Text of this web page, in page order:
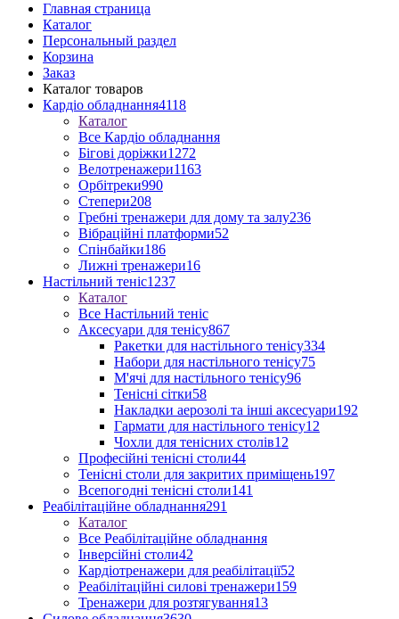
Главная страница
Каталог
Персональный раздел
Корзина
Заказ
Каталог товаров
Кардіо обладнання4118
Каталог
Все Кардіо обладнання
Бігові доріжки1272
Велотренажери1163
Орбітреки990
Степери208
Гребні тренажери для дому та залу236
Вібраційні платформи52
Спінбайки186
Лижні тренажери16
Настільний теніс1237
Каталог
Все Настільний теніс
Аксесуари для тенісу867
Ракетки для настільного тенісу334
Набори для настільного тенісу75
М'ячі для настільного тенісу96
Тенісні сітки58
Накладки аерозолі та інші аксесуари192
Гармати для настільного тенісу12
Чохли для тенісних столів12
Професійні тенісні столи44
Тенісні столи для закритих приміщень197
Всепогодні тенісні столи141
Реабілітаційне обладнання291
Каталог
Все Реабілітаційне обладнання
Інверсійні столи42
Кардіотренажери для реабілітації52
Реабілітаційні силові тренажери159
Тренажери для розтягування13